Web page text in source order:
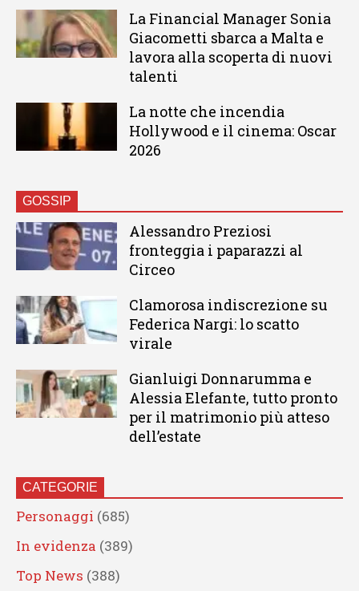
La Financial Manager Sonia
Giacometti sbarca a Malta e
lavora alla scoperta di nuovi
talenti
La notte che incendia
Hollywood e il cinema: Oscar
2026
GOSSIP
Alessandro Preziosi
fronteggia i paparazzi al
Circeo
Clamorosa indiscrezione su
Federica Nargi: lo scatto
virale
Gianluigi Donnarumma e
Alessia Elefante, tutto pronto
per il matrimonio più atteso
dell’estate
CATEGORIE
Personaggi (685)
In evidenza (389)
Top News (388)